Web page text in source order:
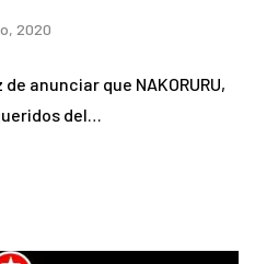
2020
de anunciar que NAKORURU,
del…